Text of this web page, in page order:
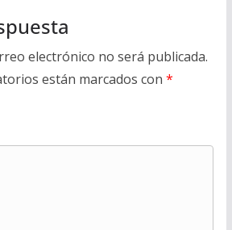
electrónico no será publicada.
están marcados con *